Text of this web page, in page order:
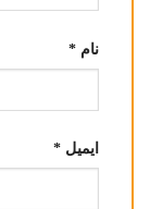
نام *
ایمیل *